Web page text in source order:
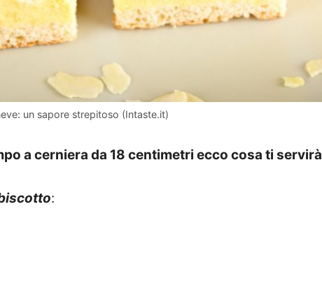
un sapore strepitoso (Intaste.it)
a cerniera da 18 centimetri ecco cosa ti servirà
: